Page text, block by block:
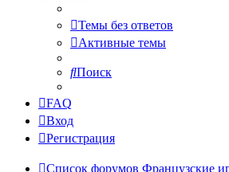
Темы без ответов
Активные темы
Поиск
FAQ
Вход
Регистрация
Список форумов Французские